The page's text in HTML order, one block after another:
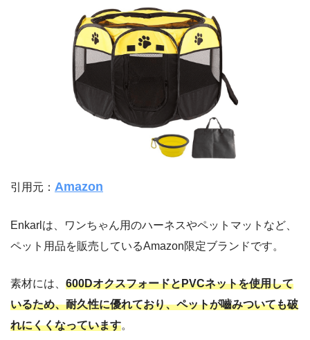
引用元： Amazon
Enkarlは、ワンちゃん用のハーネスやペットマットなど、
ペット用品を販売しているAmazon限定ブランドです。
素材には、 600DオクスフォードとPVCネットを使用して
いるため、耐久性に優れており、ペットが嚙みついても破
れにくくなっています。